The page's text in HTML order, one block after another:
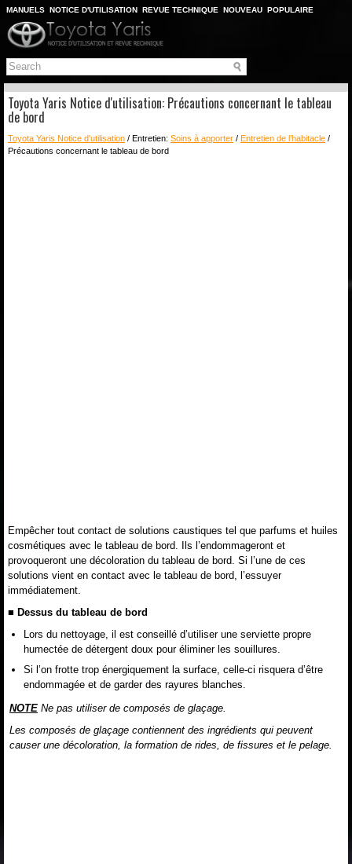
MANUELS NOTICE D'UTILISATION REVUE TECHNIQUE NOUVEAU POPULAIRE
PLAN DU SITE
CHERCHER
Toyota Yaris Notice d'utilisation: Précautions concernant le tableau
de bord
Toyota Yaris Notice d'utilisation / Entretien: Soins à apporter / Entretien de l’habitacle /
Précautions concernant le tableau de bord
Empêcher tout contact de solutions caustiques tel que parfums et huiles
cosmétiques avec le tableau de bord. Ils l’endommageront et
provoqueront une décoloration du tableau de bord. Si l’une de ces
solutions vient en contact avec le tableau de bord, l’essuyer
immédiatement.
■ Dessus du tableau de bord
Lors du nettoyage, il est conseillé d’utiliser une serviette propre
humectée de détergent doux pour éliminer les souillures.
Si l’on frotte trop énergiquement la surface, celle-ci risquera d’être
endommagée et de garder des rayures blanches.
NOTE Ne pas utiliser de composés de glaçage.
Les composés de glaçage contiennent des ingrédients qui peuvent
causer une décoloration, la formation de rides, de fissures et le pelage.